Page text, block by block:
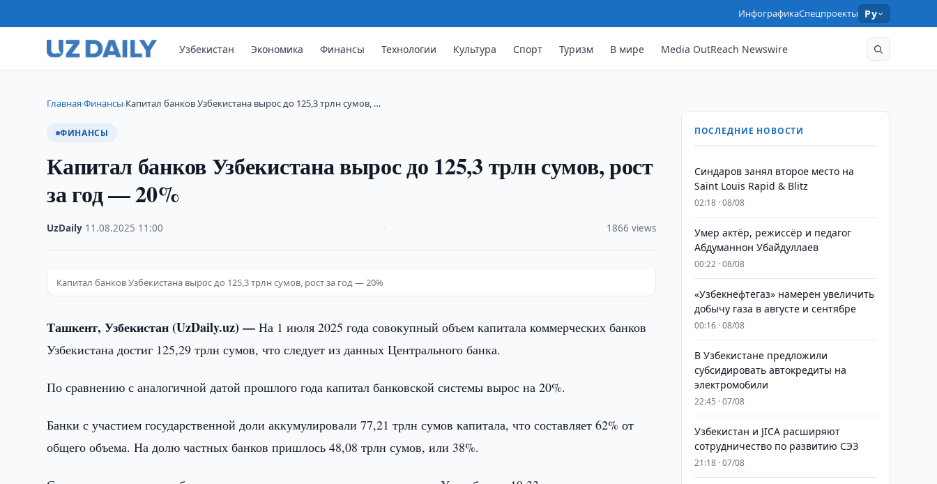
ИнфографикаСпецпроекты Ру
Узбекистан Экономика Финансы Технологии Культура Спорт Туризм В мире Media OutReach Newswire
Главная›Финансы›Капитал банков Узбекистана вырос до 125,3 трлн сумов, …
ФИНАНСЫ
Капитал банков Узбекистана вырос до 125,3 трлн сумов, рост
за год — 20%
UzDaily 11.08.2025 11:00 1866 views
Капитал банков Узбекистана вырос до 125,3 трлн сумов, рост за год — 20%
Ташкент, Узбекистан (UzDaily.uz) —На 1 июля 2025 года совокупный объем капитала коммерческих банков
Узбекистана достиг 125,29 трлн сумов, что следует из данных Центрального банка.
По сравнению с аналогичной датой прошлого года капитал банковской системы вырос на 20%.
Банки с участием государственной доли аккумулировали 77,21 трлн сумов капитала, что составляет 62% от
общего объема. На долю частных банков пришлось 48,08 трлн сумов, или 38%.
ПОСЛЕДНИЕ НОВОСТИ
Синдаров занял второе место на
Saint Louis Rapid & Blitz
02:18 · 08/08
Умер актёр, режиссёр и педагог
Абдуманнон Убайдуллаев
00:22 · 08/08
«Узбекнефтегаз» намерен увеличить
добычу газа в августе и сентябре
00:16 · 08/08
В Узбекистане предложили
субсидировать автокредиты на
электромобили
22:45 · 07/08
Узбекистан и JICA расширяют
сотрудничество по развитию СЭЗ
21:18 · 07/08